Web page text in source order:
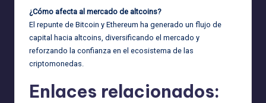
¿Cómo afecta al mercado de altcoins?
El repunte de Bitcoin y Ethereum ha generado un flujo de
capital hacia altcoins, diversificando el mercado y
reforzando la confianza en el ecosistema de las
criptomonedas.
Enlaces relacionados: